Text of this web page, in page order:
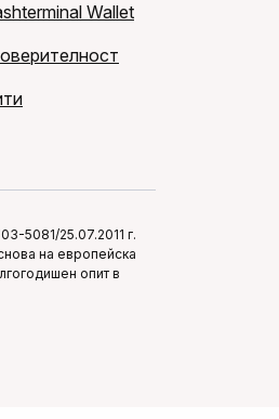
Wallet
5081/25.07.2011 г.
на европейска
опит в